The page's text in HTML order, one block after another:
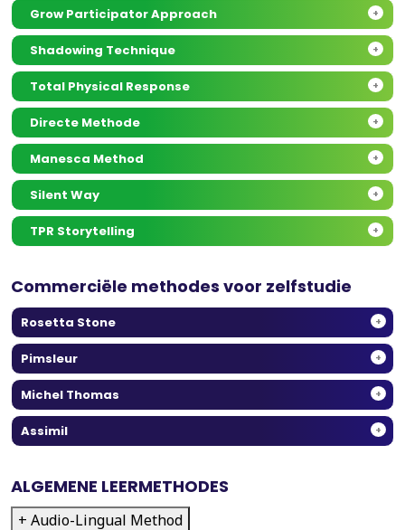
Grow Participator Approach +
Shadowing Technique +
Total Physical Response +
Directe Methode +
Manesca Method +
Silent Way +
TPR Storytelling +
Commerciële methodes voor zelfstudie
Rosetta Stone +
Pimsleur +
Michel Thomas +
Assimil +
ALGEMENE LEERMETHODES
+ Audio-Lingual Method